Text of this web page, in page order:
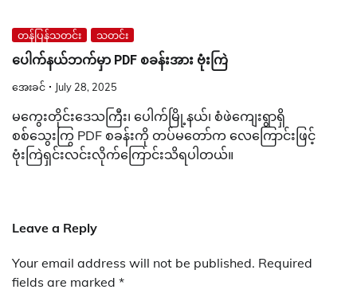
တန်ပြန်သတင်း သတင်း
ပေါက်နယ်ဘက်မှာ PDF စခန်းအား ဗုံးကြဲ
အေးခင် July 28, 2025
မကွေးတိုင်းဒေသကြီး၊ ပေါက်မြို့နယ်၊ စံဖဲကျေးရွာရှိ
စစ်သွေးကြွ PDF စခန်းကို တပ်မတော်က လေကြောင်းဖြင့်
ဗုံးကြဲရှင်းလင်းလိုက်ကြောင်းသိရပါတယ်။
Leave a Reply
Your email address will not be published. Required
fields are marked *